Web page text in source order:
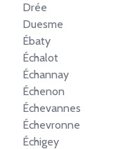
Drée
Duesme
Ébaty
Échalot
Échannay
Échenon
Échevannes
Échevronne
Échigey